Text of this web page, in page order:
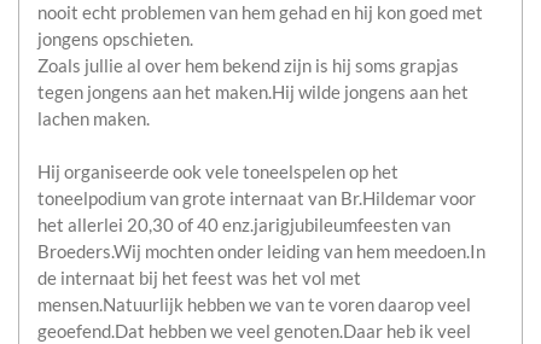
nooit echt problemen van hem gehad en hij kon goed met
jongens opschieten.
Zoals jullie al over hem bekend zijn is hij soms grapjas
tegen jongens aan het maken.Hij wilde jongens aan het
lachen maken.
Hij organiseerde ook vele toneelspelen op het
toneelpodium van grote internaat van Br.Hildemar voor
het allerlei 20,30 of 40 enz.jarigjubileumfeesten van
Broeders.Wij mochten onder leiding van hem meedoen.In
de internaat bij het feest was het vol met
mensen.Natuurlijk hebben we van te voren daarop veel
geoefend.Dat hebben we veel genoten.Daar heb ik veel